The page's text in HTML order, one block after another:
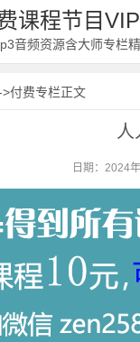
课程节目
音频资源含大师专栏
>付费专栏正文
人
日期：2024